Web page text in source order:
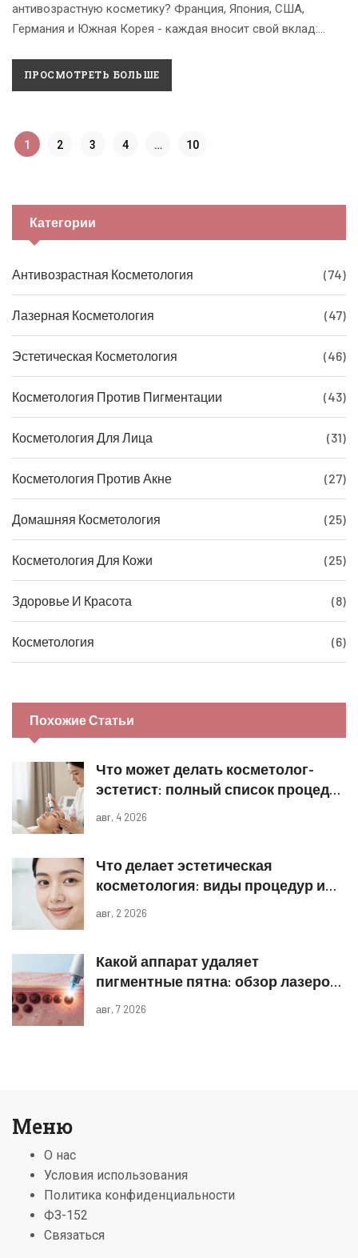
антивозрастную косметику? Франция, Япония, США,
Германия и Южная Корея - каждая вносит свой вклад:
бренд, а состав.
ПРОСМОТРЕТЬ БОЛЬШЕ
1 2 3 4 … 10
Категории
Антивозрастная Косметология (74)
Лазерная Косметология (47)
Эстетическая Косметология (46)
Косметология Против Пигментации (43)
Косметология Для Лица (31)
Косметология Против Акне (27)
Домашняя Косметология (25)
Косметология Для Кожи (25)
Здоровье И Красота (8)
Косметология (6)
Похожие Статьи
Что может делать косметолог-
эстетист: полный список процедур
и границы компетенций
авг, 4 2026
Что делает эстетическая
косметология: виды процедур и
реальные результаты
авг, 2 2026
Какой аппарат удаляет
пигментные пятна: обзор лазеров
и IPL
авг, 7 2026
Меню
О нас
Условия использования
Политика конфиденциальности
ФЗ-152
Связаться